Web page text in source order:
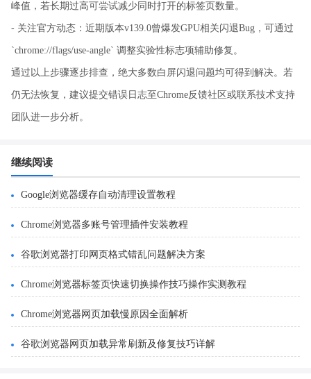
峰值，若长期过高可尝试减少同时打开的标签页数量。
- 关注官方动态：近期版本v139.0曾爆发GPU相关闪退Bug，可通过
`chrome://flags/use-angle` 调整实验性标志项辅助修复。
通过以上步骤逐步排查，绝大多数白屏闪退问题均可得到解决。若
仍无法恢复，建议提交错误日志至Chrome反馈社区或联系技术支持
团队进一步分析。
继续阅读
Google浏览器缓存自动清理设置教程
Chrome浏览器多账号管理插件安装教程
谷歌浏览器打印网页格式错乱问题解决方案
Chrome浏览器标签页快速切换操作技巧操作实测教程
Chrome浏览器网页加载慢原因全面解析
谷歌浏览器网页加载异常刷新及修复技巧详解